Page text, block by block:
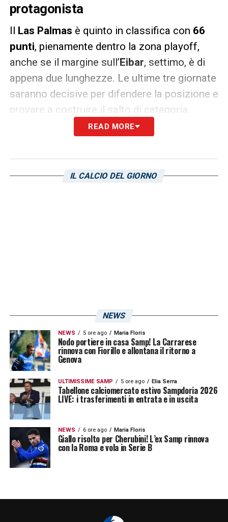
protagonista
Il Las Palmas è quinto in classifica con 66
punti, pienamente dentro la zona playoff,
anche se il margine sull’Eibar, settimo, è di
appena due lunghezze. Le ultime tre giornate
saranno decisive per difendere la posizione e
provare a costruire il salto di categoria.
In questo finalePedrolapuò diventare una
. Il dato più interessante riguarda però il
La Sampdoria osserva e spera
nell’incasso
Per laSampdoria
Pedrolarappresenterebbe una soluzione
utile sotto più aspetti. Da una parte
permetterebbe di monetizzare su un
giocatore che a Genova non è riuscito a
trovare continuità, dall’altra libererebbe
spazio tecnico e salariale in vista della
READ MORE
IL CALCIO DEL GIORNO
NEWS
NEWS 5 ore ago Maria Floris
Nodo portiere in casa Samp! La Carrarese
rinnova con Fiorillo e allontana il ritorno a
Genova
ULTIMISSIME SAMP 5 ore ago Elia Serra
Tabellone calciomercato estivo Sampdoria 2026
LIVE: i trasferimenti in entrata e in uscita
NEWS 6 ore ago Maria Floris
Giallo risolto per Cherubini! L’ex Samp rinnova
con la Roma e vola in Serie B